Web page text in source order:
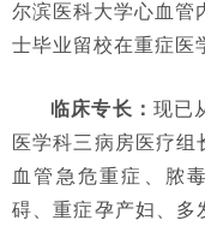
尔滨医科大学心血管
士毕业留校在重症医
临床专长： 现已
医学科三病房医疗组
血管急危重症、脓
碍、重症孕产妇、多